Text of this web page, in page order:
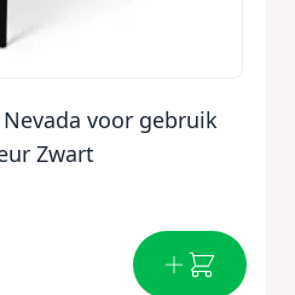
voor gebruik
Zwart